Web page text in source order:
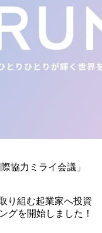
協力ミライ会議」